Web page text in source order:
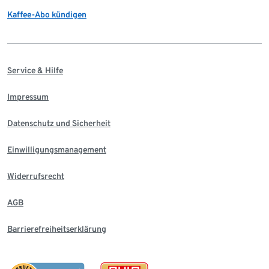
Kaffee-Abo kündigen
Service & Hilfe
Impressum
Datenschutz und Sicherheit
Einwilligungsmanagement
Widerrufsrecht
AGB
Barrierefreiheitserklärung